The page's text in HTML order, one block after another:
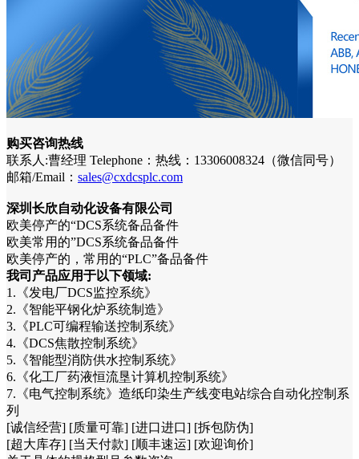
购买咨询热线
联系人:曹经理 Telephone：热线：13306008324（微信同号）
邮箱/Email： sales@cxdcsplc.com
深圳长欣自动化设备有限公司
欧美停产的“DCS系统备品备件
欧美常用的”DCS系统备品备件
欧美停产的，常用的“PLC”备品备件
我司产品应用于以下领域:
1.《发电厂DCS监控系统》
2.《智能平钢化炉系统制造》
3.《PLC可编程输送控制系统》
4.《DCS焦散控制系统》
5.《智能型消防供水控制系统》
6.《化工厂药液恒流垦计算机控制系统》
7.《电气控制系统》造纸印染生产线变电站综合自动化控制系
列
[诚信经营] [质量可靠] [进口进口] [拆包防伪]
[超大库存] [当天付款] [顺丰速运] [欢迎询价]